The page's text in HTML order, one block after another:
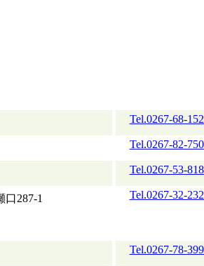
Tel.0267-68-
Tel.0267-82-
Tel.0267-53-
287-1
Tel.0267-32-
Tel.0267-78-